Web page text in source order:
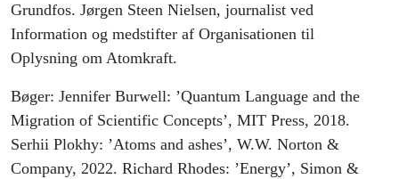
Grundfos. Jørgen Steen Nielsen, journalist ved
Information og medstifter af Organisationen til
Oplysning om Atomkraft.
Bøger: Jennifer Burwell: ’Quantum Language and the
Migration of Scientific Concepts’, MIT Press, 2018.
Serhii Plokhy: ’Atoms and ashes’, W.W. Norton &
Company, 2022. Richard Rhodes: ’Energy’, Simon &